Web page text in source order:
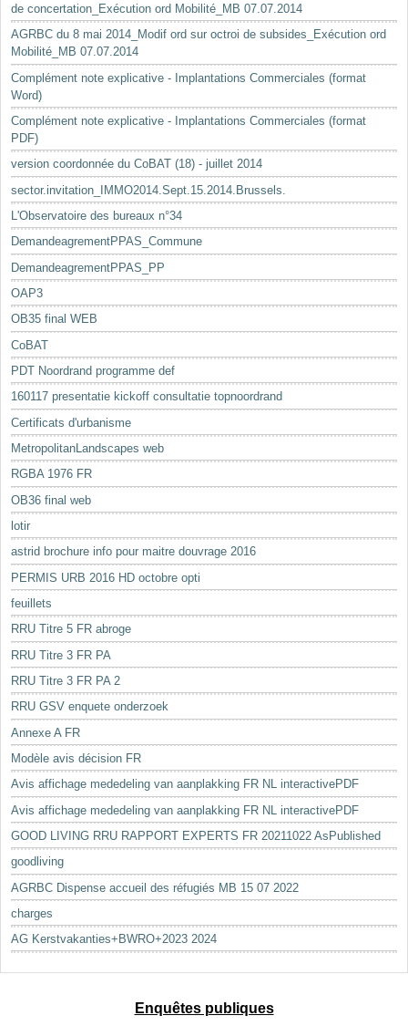
de concertation_Exécution ord Mobilité_MB 07.07.2014
AGRBC du 8 mai 2014_Modif ord sur octroi de subsides_Exécution ord
Mobilité_MB 07.07.2014
Complément note explicative - Implantations Commerciales (format
Word)
Complément note explicative - Implantations Commerciales (format
PDF)
version coordonnée du CoBAT (18) - juillet 2014
sector.invitation_IMMO2014.Sept.15.2014.Brussels.
L'Observatoire des bureaux n°34
DemandeagrementPPAS_Commune
DemandeagrementPPAS_PP
OAP3
OB35 final WEB
CoBAT
PDT Noordrand programme def
160117 presentatie kickoff consultatie topnoordrand
Certificats d'urbanisme
MetropolitanLandscapes web
RGBA 1976 FR
OB36 final web
lotir
astrid brochure info pour maitre douvrage 2016
PERMIS URB 2016 HD octobre opti
feuillets
RRU Titre 5 FR abroge
RRU Titre 3 FR PA
RRU Titre 3 FR PA 2
RRU GSV enquete onderzoek
Annexe A FR
Modèle avis décision FR
Avis affichage mededeling van aanplakking FR NL interactivePDF
Avis affichage mededeling van aanplakking FR NL interactivePDF
GOOD LIVING RRU RAPPORT EXPERTS FR 20211022 AsPublished
goodliving
AGRBC Dispense accueil des réfugiés MB 15 07 2022
charges
AG Kerstvakanties+BWRO+2023 2024
Enquêtes publiques